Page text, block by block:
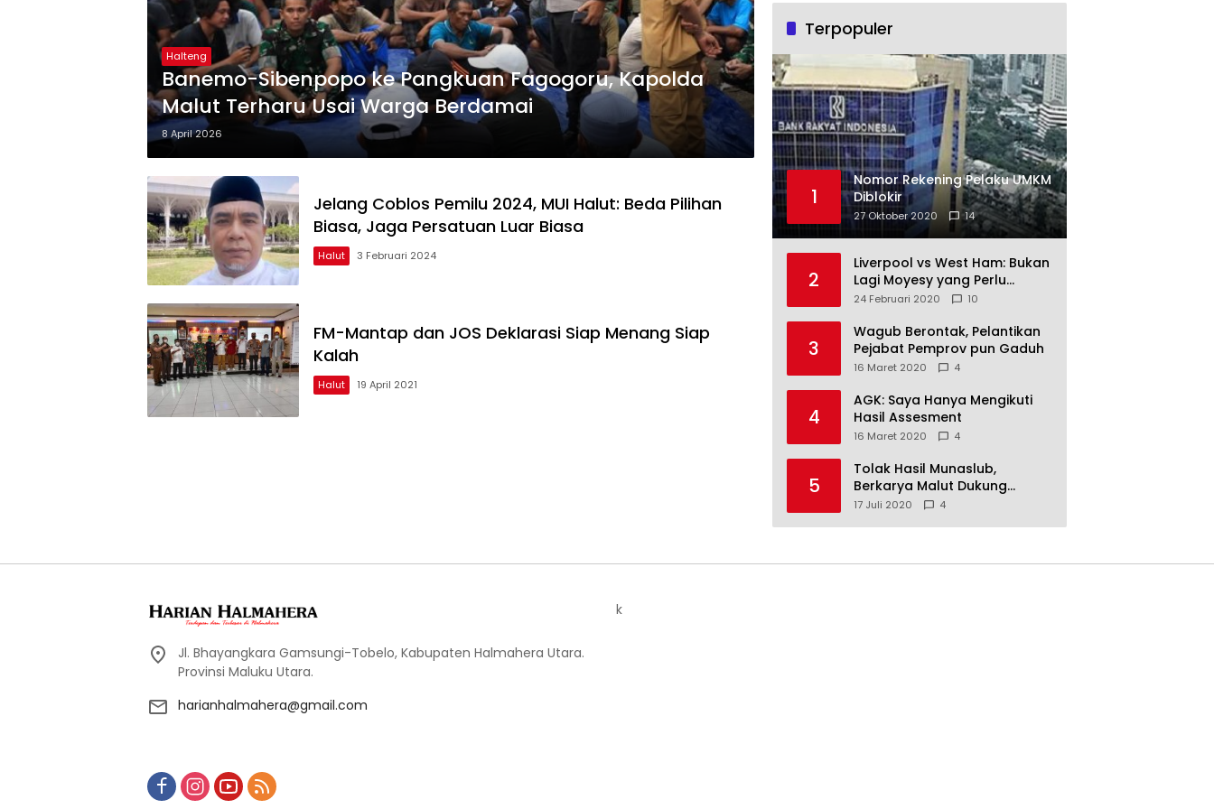
Halteng
Banemo-Sibenpopo ke Pangkuan Fagogoru, Kapolda
Malut Terharu Usai Warga Berdamai
8 April 2026
Jelang Coblos Pemilu 2024, MUI Halut: Beda Pilihan
Biasa, Jaga Persatuan Luar Biasa
Halut 3 Februari 2024
FM-Mantap dan JOS Deklarasi Siap Menang Siap
Kalah
Halut 19 April 2021
Terpopuler
1
Nomor Rekening Pelaku UMKM
Diblokir
27 Oktober 2020 14
2
Liverpool vs West Ham: Bukan
Lagi Moyesy yang Perlu
Ditakuti
24 Februari 2020 10
3
Wagub Berontak, Pelantikan
Pejabat Pemprov pun Gaduh
16 Maret 2020 4
4
AGK: Saya Hanya Mengikuti
Hasil Assesment
16 Maret 2020 4
5
Tolak Hasil Munaslub,
Berkarya Malut Dukung
Tommy Soeharto
17 Juli 2020 4
Jl. Bhayangkara Gamsungi-Tobelo, Kabupaten Halmahera Utara.
Provinsi Maluku Utara.
harianhalmahera@gmail.com
k